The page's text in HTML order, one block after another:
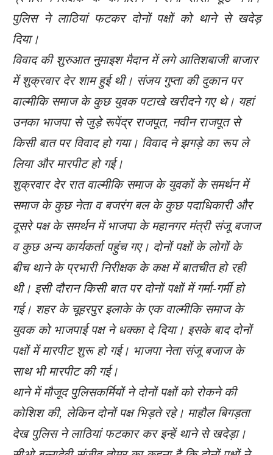
पुलिस ने लाठियां फटकर दोनों पक्षों को थाने से खदेड़
दिया।
विवाद की शुरुआत नुमाइश मैदान में लगे आतिशबाजी बाजार
में शुक्रवार देर शाम हुई थी। संजय गुप्ता की दुकान पर
वाल्मीकि समाज के कुछ युवक पटाखे खरीदने गए थे। यहां
उनका भाजपा से जुड़े रूपेंद्र राजपूत, नवीन राजपूत से
किसी बात पर विवाद हो गया। विवाद ने झगड़े का रूप ले
लिया और मारपीट हो गई।
शुक्रवार देर रात वाल्मीकि समाज के युवकों के समर्थन में
समाज के कुछ नेता व बजरंग बल के कुछ पदाधिकारी और
दूसरे पक्ष के समर्थन में भाजपा के महानगर मंत्री संजू बजाज
व कुछ अन्य कार्यकर्ता पहुंच गए। दोनों पक्षों के लोगों के
बीच थाने के प्रभारी निरीक्षक के कक्ष में बातचीत हो रही
थी। इसी दौरान किसी बात पर दोनों पक्षों में गर्मा-गर्मी हो
गई। शहर के चूहरपुर इलाके के एक वाल्मीकि समाज के
युवक को भाजपाई पक्ष ने धक्का दे दिया। इसके बाद दोनों
पक्षों में मारपीट शुरू हो गई। भाजपा नेता संजू बजाज के
साथ भी मारपीट की गई।
थाने में मौजूद पुलिसकर्मियों ने दोनों पक्षों को रोकने की
कोशिश की, लेकिन दोनों पक्ष भिड़ते रहे। माहौल बिगड़ता
देख पुलिस ने लाठियां फटकार कर इन्हें थाने से खदेड़ा।